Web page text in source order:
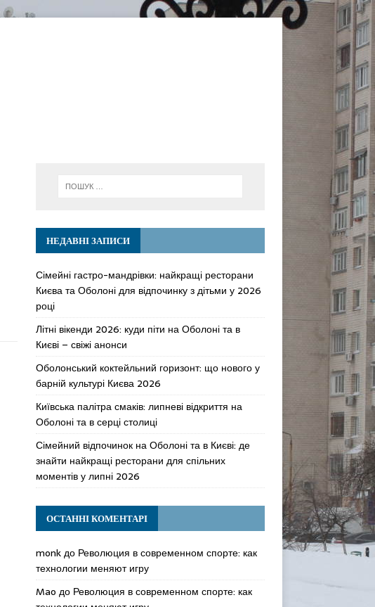
НЕДАВНІ ЗАПИСИ
Сімейні гастро-мандрівки: найкращі ресторани
Києва та Оболоні для відпочинку з дітьми у 2026
році
Літні вікенди 2026: куди піти на Оболоні та в
Києві – свіжі анонси
Оболонський коктейльний горизонт: що нового у
барній культурі Києва 2026
Київська палітра смаків: липневі відкриття на
Оболоні та в серці столиці
Сімейний відпочинок на Оболоні та в Києві: де
знайти найкращі ресторани для спільних
моментів у липні 2026
ОСТАННІ КОМЕНТАРІ
monkдо Революция в современном спорте: как
технологии меняют игру
Mao до Революция в современном спорте: как